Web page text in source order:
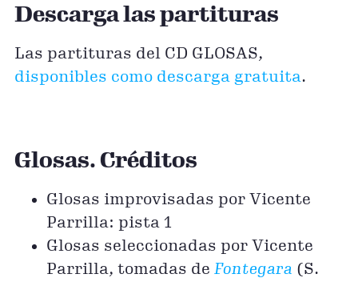
Descarga las partituras
Las partituras del CD GLOSAS,
disponibles como descarga gratuita.
Glosas. Créditos
Glosas improvisadas por Vicente
Parrilla: pista 1
Glosas seleccionadas por Vicente
Parrilla, tomadas de Fontegara (S.